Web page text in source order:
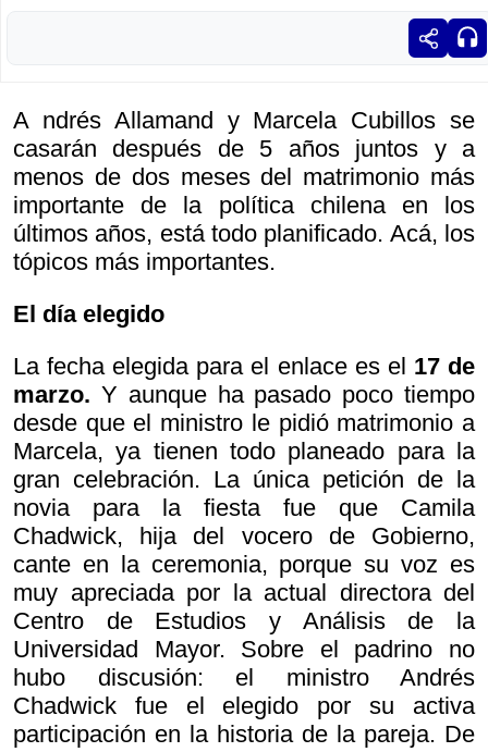
A ndrés Allamand y Marcela Cubillos se
casarán después de 5 años juntos y a
menos de dos meses del matrimonio más
importante de la política chilena en los
últimos años, está todo planificado. Acá, los
tópicos más importantes.
El día elegido
La fecha elegida para el enlace es el 17 de
marzo. Y aunque ha pasado poco tiempo
desde que el ministro le pidió matrimonio a
Marcela, ya tienen todo planeado para la
gran celebración. La única petición de la
novia para la fiesta fue que Camila
Chadwick, hija del vocero de Gobierno,
cante en la ceremonia, porque su voz es
muy apreciada por la actual directora del
Centro de Estudios y Análisis de la
Universidad Mayor. Sobre el padrino no
hubo discusión: el ministro Andrés
Chadwick fue el elegido por su activa
participación en la historia de la pareja. De